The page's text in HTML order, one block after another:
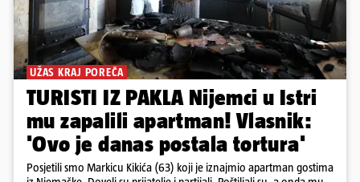
UŽAS KRAJ POREČA
TURISTI IZ PAKLA Nijemci u Istri
mu zapalili apartman! Vlasnik:
'Ovo je danas postala tortura'
Posjetili smo Markicu Kikića (63) koji je iznajmio apartman gostima